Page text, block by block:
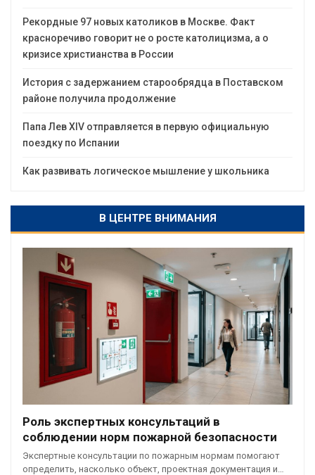
Рекордные 97 новых католиков в Москве. Факт
красноречиво говорит не о росте католицизма, а о
кризисе христианства в России
История с задержанием старообрядца в Поставском
районе получила продолжение
Папа Лев XIV отправляется в первую официальную
поездку по Испании
Как развивать логическое мышление у школьника
В ЦЕНТРЕ ВНИМАНИЯ
Роль экспертных консультаций в
соблюдении норм пожарной безопасности
Экспертные консультации по пожарным нормам помогают
определить, насколько объект, проектная документация и…